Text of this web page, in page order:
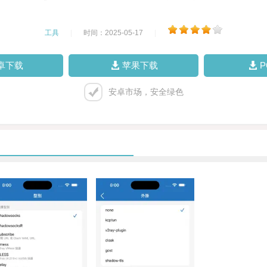
工具 时间：2025-05-17
下载 苹果下载
安卓市场，安全绿色